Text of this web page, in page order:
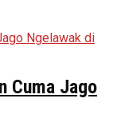
Cuma Jago